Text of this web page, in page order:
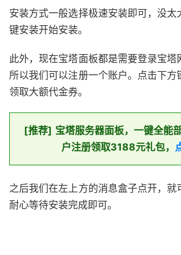
安装方式一般选择极速安装即可，没
键安装开始安装。
此外，现在宝塔面板都是需要登录宝塔
所以我们可以注册一个账户。点击下
领取大额代金券。
[推荐] 宝塔服务器面板，一键全能
户注册领取3188元礼包，
之后我们在左上方的消息盒子点开，就
耐心等待安装完成即可。